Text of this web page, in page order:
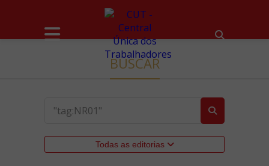
BUSCAR
Todas as editorias